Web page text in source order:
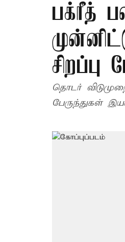
பக்ரீத்
சிறப்பு
தொடர்
பேருந்துகள்